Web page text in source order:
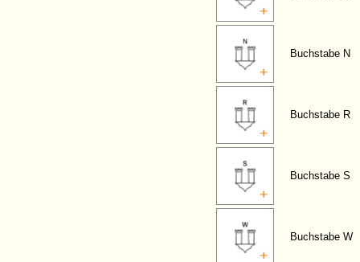
Buchstabe N
Buchstabe R
Buchstabe S
Buchstabe W